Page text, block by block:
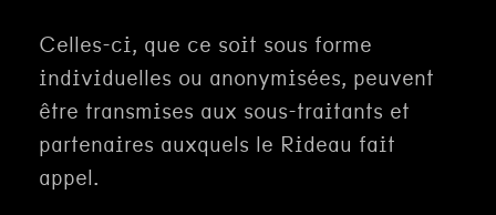
Celles-ci, que ce soit sous forme
individuelles ou anonymisées, peuvent
être transmises aux sous-traitants et
partenaires auxquels le Rideau fait
appel.